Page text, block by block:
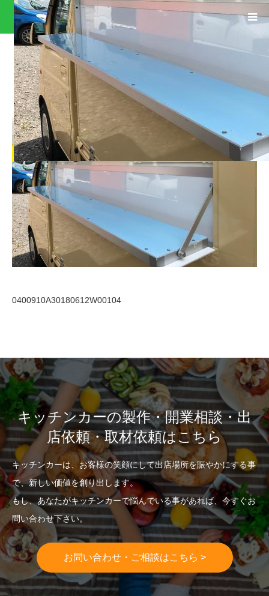
0400910A30180612W00104
0400910A30180612W00104
キッチンカーの製作・開業相談・出
店依頼・取材依頼はこちら
キッチンカーは、お客様の笑顔にして出店場所を賑やかにする事
で、新しい価値を創り出します。
もし、あなたがキッチンカーで悩んでいる事があれば、今すぐお
問い合わせ下さい。
お問い合わせ・ご相談はこちら >